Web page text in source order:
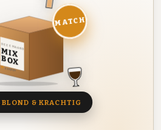
DEZE MAAND
MIX
BOX
8 BIEREN
MATCH
BLOND & KRACHTIG